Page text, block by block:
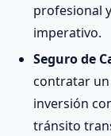
profesional
imperativo.
Seguro de
contratar
inversión
tránsito